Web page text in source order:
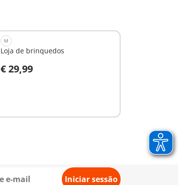
M
Loja de brinquedos
€ 29,99
Ao carrinho
Iniciar sessão